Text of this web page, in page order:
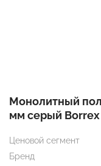
Монолитный
мм серый
Ценовой сегмент
Бренд